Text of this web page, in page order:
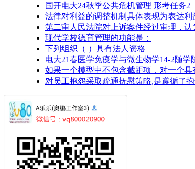
国开电大24秋季公共危机管理 形考任务2
法律对利益的调整机制具体表现为表达
第二审人民法院对上诉案件经过审理，认
现代学校德育管理的功能是：
下列组织（ ）具有法人资格
电大21春医学免疫学与微生物学14-2随学
如果一个模型中不包含截距项，对一个
对员工抱怨采取疏通抚慰策略,是遵循了